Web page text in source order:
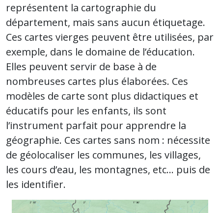
représentent la cartographie du
département, mais sans aucun étiquetage.
Ces cartes vierges peuvent être utilisées, par
exemple, dans le domaine de l’éducation.
Elles peuvent servir de base à de
nombreuses cartes plus élaborées. Ces
modèles de carte sont plus didactiques et
éducatifs pour les enfants, ils sont
l’instrument parfait pour apprendre la
géographie. Ces cartes sans nom : nécessite
de géolocaliser les communes, les villages,
les cours d’eau, les montagnes, etc… puis de
les identifier.